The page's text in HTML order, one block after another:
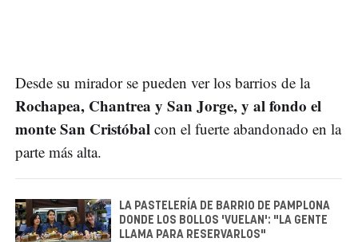
Desde su mirador se pueden ver los barrios de la
Rochapea, Chantrea y San Jorge, y al fondo el
monte San Cristóbal con el fuerte abandonado en la
parte más alta.
LA PASTELERÍA DE BARRIO DE PAMPLONA
DONDE LOS BOLLOS 'VUELAN': "LA GENTE
LLAMA PARA RESERVARLOS"